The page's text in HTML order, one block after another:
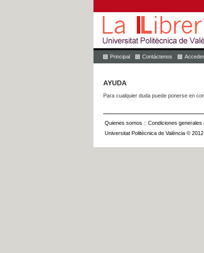
Principal Contáctenos Acceder
AYUDA
Para cualquier duda puede ponerse en
Quienes somos :: Condiciones generales
Universitat Politècnica de València © 2012